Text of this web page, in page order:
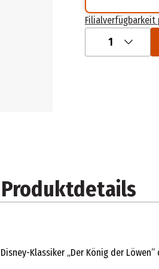
Filialverfügbarkeit
1
Produktdetails
Klassiker „Der König der